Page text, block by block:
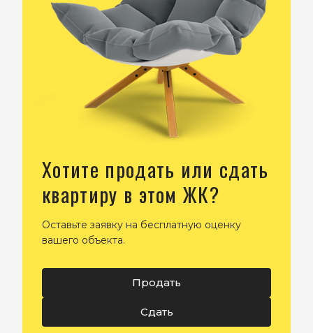
Хотите продать или сдать
квартиру в этом ЖК?
Оставьте заявку на бесплатную оценку
вашего объекта.
Продать
Сдать